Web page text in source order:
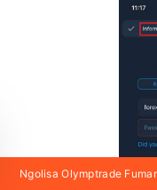
Ngolisa Olymptrade